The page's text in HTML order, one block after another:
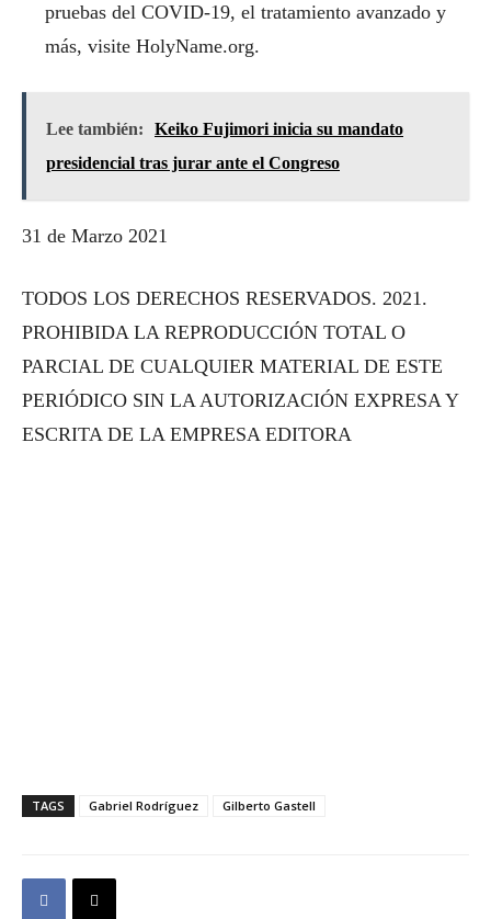
pruebas del COVID-19, el tratamiento avanzado y
más, visite HolyName.org.
Lee también:
Keiko Fujimori inicia su mandato
presidencial tras jurar ante el Congreso
31 de Marzo 2021
TODOS LOS DERECHOS RESERVADOS. 2021.
PROHIBIDA LA REPRODUCCIÓN TOTAL O
PARCIAL DE CUALQUIER MATERIAL DE ESTE
PERIÓDICO SIN LA AUTORIZACIÓN EXPRESA Y
ESCRITA DE LA EMPRESA EDITORA
TAGS Gabriel Rodríguez Gilberto Gastell